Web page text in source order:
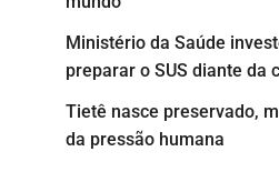
Ministério da Saúde
preparar o SUS diante da
Tietê nasce preservado,
da pressão humana